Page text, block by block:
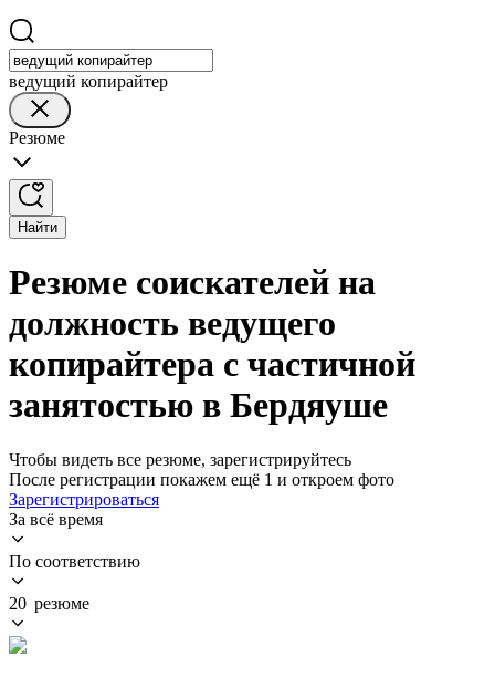
ведущий копирайтер
Резюме
Найти
Резюме соискателей на
должность ведущего
копирайтера с частичной
занятостью в Бердяуше
Чтобы видеть все резюме, зарегистрируйтесь
После регистрации покажем ещё 1 и откроем фото
Зарегистрироваться
За всё время
По соответствию
20 резюме